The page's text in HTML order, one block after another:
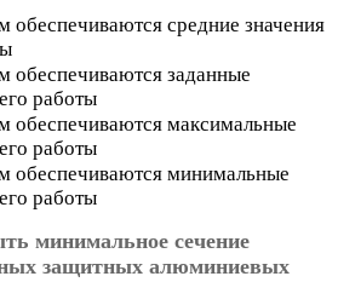
обеспечиваются средние значения
обеспечиваются заданные
работы
обеспечиваются максимальные
работы
обеспечиваются минимальные
работы
минимальное сечение
защитных алюминиевых